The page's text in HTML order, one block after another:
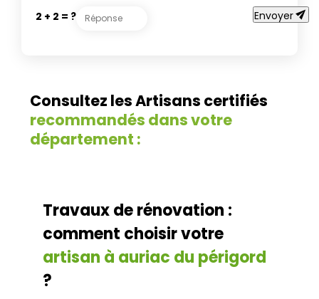
2 + 2 = ? Envoyersend
Consultez les Artisans certifiés
recommandés dans votre
département :
Travaux de rénovation :
comment choisir votre
artisan à auriac du périgord
?